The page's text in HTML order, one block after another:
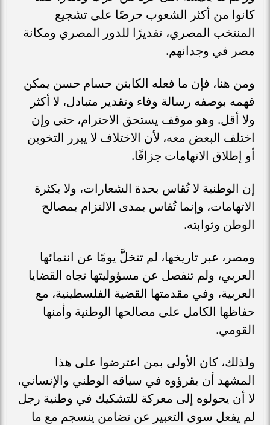
كانوا من أكثر الشعوب حرصًا على تشجيع
المنتخب المصري، تقديرًا للدور المصري ومكانة
مصر في وجدانهم.
ومن هنا، فإن ما فعله الكابتن حسام حسن يمكن
فهمه بوصفه رسالة وفاء وتقدير متبادل، لا أكثر
ولا أقل. وهو موقف يستحق الاحترام، حتى وإن
اختلف البعض معه، لأن الاختلاف لا يبرر التخوين
أو إطلاق الاتهامات جزافًا.
إن الوطنية لا تُقاس بحدة الشعارات، ولا بكثرة
الاتهامات، وإنما تُقاس بمدى الالتزام بمصالح
الوطن وثوابته.
ومصر، عبر تاريخها، لم تتخلَّ يومًا عن انتمائها
العربي، ولم تنفصل عن مسؤوليتها تجاه القضايا
العربية، وفي مقدمتها القضية الفلسطينية، مع
حفاظها الكامل على مصالحها الوطنية وأمنها
القومي.
ولذلك، كان الأولى بمن اعترضوا على هذا
المشهد أن يقرؤوه في سياقه الوطني والإنساني،
لا أن يحولوه إلى معركة للتشكيك في وطنية رجل
لم يفعل سوى التعبير عن تضامن ينسجم مع ما